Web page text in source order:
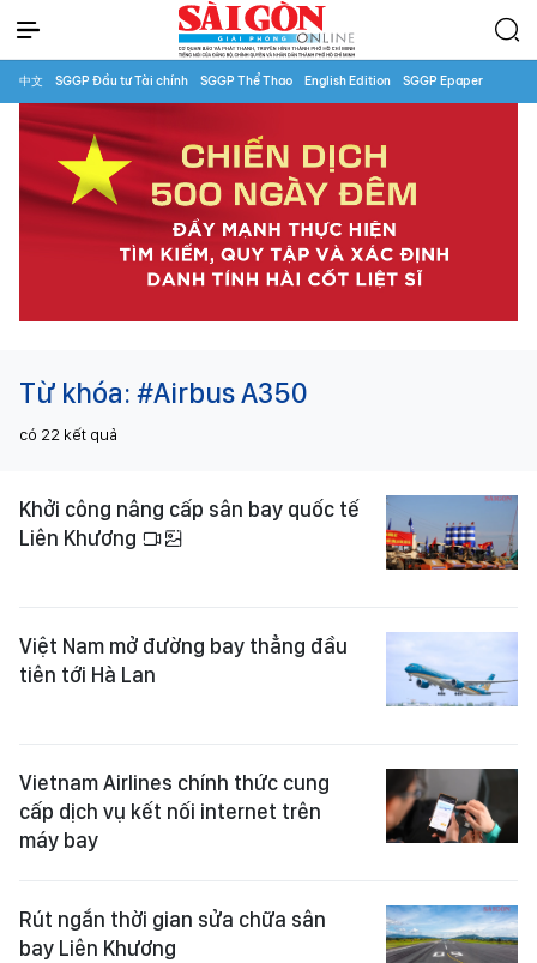
中文 SGGP Đầu tư Tài chính SGGP Thể Thao English Edition SGGP Epaper
Từ khóa: #Airbus A350
có 22 kết quả
Khởi công nâng cấp sân bay quốc tế
Liên Khương
Việt Nam mở đường bay thẳng đầu
tiên tới Hà Lan
Vietnam Airlines chính thức cung
cấp dịch vụ kết nối internet trên
máy bay
Rút ngắn thời gian sửa chữa sân
bay Liên Khương